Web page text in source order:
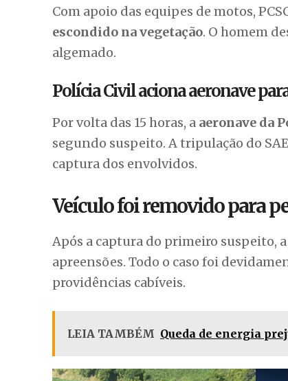
Com apoio das equipes de motos,
escondido na vegetação. O homem
algemado.
Polícia Civil aciona aeronave
Por volta das 15 horas, a aeronave da
segundo suspeito. A tripulação do
captura dos envolvidos.
Veículo foi removido para
Após a captura do primeiro suspeito,
apreensões. Todo o caso foi
providências cabíveis.
LEIA TAMBÉM Queda de energia